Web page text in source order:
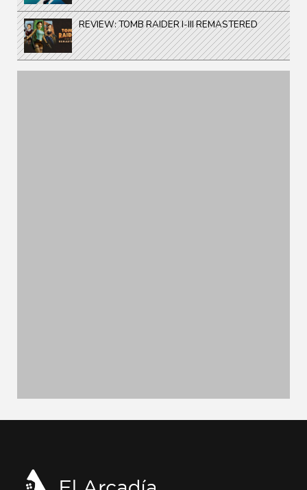
REVIEW: TOMB RAIDER I-III REMASTERED